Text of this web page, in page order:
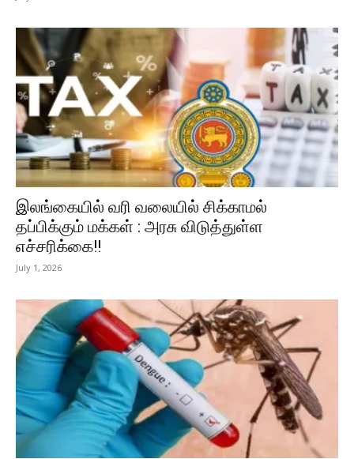
இலங்கையில் வரி வலையில் சிக்காமல்
தப்பிக்கும் மக்கள் : அரசு விடுத்துள்ள
எச்சரிக்கை!!
July 1, 2026